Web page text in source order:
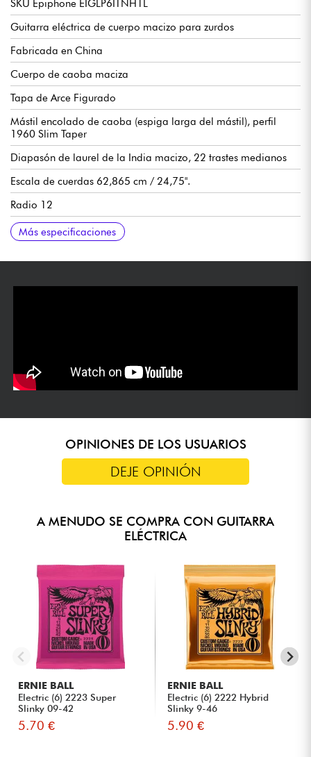
SKU Epiphone EIGLP6ITNH1L
Guitarra eléctrica de cuerpo macizo para zurdos
Fabricada en China
Cuerpo de caoba maciza
Tapa de Arce Figurado
Mástil encolado de caoba (espiga larga del mástil), perfil
1960 Slim Taper
Diapasón de laurel de la India macizo, 22 trastes medianos
Escala de cuerdas 62,865 cm / 24,75".
Radio 12
Anchura del mástil 1er traste 43 mm
Anchura mástil último traste 2.260
Pastillas de doble bobina calibradas Epiphone Probucker
1x volumen y 1x tono por pastilla, selector de pastillas de 3
posiciones
Potenciómetros CTS 500k
Puente Epiphone LockTone Tune-O-Matic
Cordal Epiphone LockTone Stop Bar
Clavijas de afinación Grover Rotomatic 18:1
Cejuela Graphtec
Se vende con funda Epiphone Premium Gig Bag
Más especificaciones
OPINIONES DE LOS USUARIOS
DEJE OPINIÓN
A MENUDO SE COMPRA CON GUITARRA
ELÉCTRICA
ERNIE BALL
Electric (6) 2223 Super
Slinky 09-42
5.70 €
ERNIE BALL
Electric (6) 2222 Hybrid
Slinky 9-46
5.90 €